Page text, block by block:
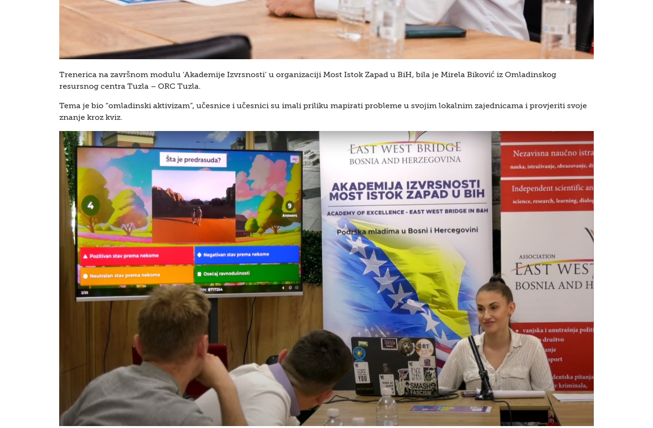
Trenerica na završnom modulu ‘Akademije Izvrsnosti’ u organizaciji Most Istok Zapad u BiH, bila je Mirela Biković iz Omladinskog
resursnog centra Tuzla – ORC Tuzla.
Tema je bio “omladinski aktivizam”, učesnice i učesnici su imali priliku mapirati probleme u svojim lokalnim zajednicama i provjeriti svoje
znanje kroz kviz.